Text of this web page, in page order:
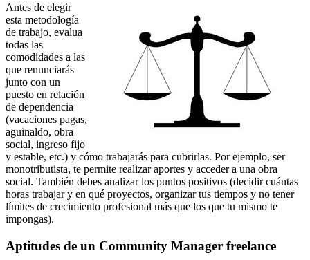
Antes de elegir
esta metodología
de trabajo, evalua
todas las
comodidades a las
que renunciarás
junto con un
puesto en relación
de dependencia
(vacaciones pagas,
aguinaldo, obra
social, ingreso fijo
y estable, etc.) y cómo trabajarás para cubrirlas. Por ejemplo, ser
monotributista, te permite realizar aportes y acceder a una obra
social. También debes analizar los puntos positivos (decidir cuántas
horas trabajar y en qué proyectos, organizar tus tiempos y no tener
límites de crecimiento profesional más que los que tu mismo te
impongas).
Aptitudes de un Community Manager freelance